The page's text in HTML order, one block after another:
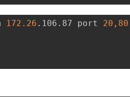
172.26 .106.87 port 20,80